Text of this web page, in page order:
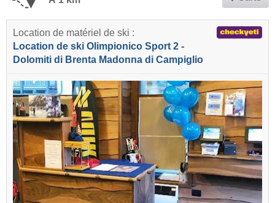
Location de matériel de ski :
Location de ski Olimpionico Sport 2 -
Dolomiti di Brenta Madonna di Campiglio